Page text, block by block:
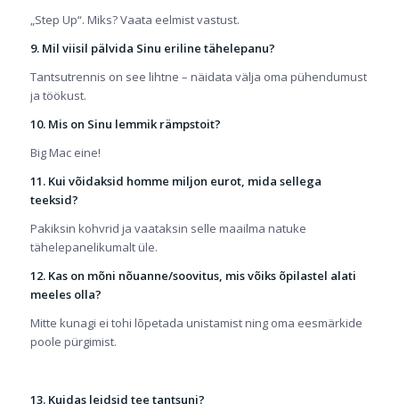
„Step Up“. Miks? Vaata eelmist vastust.
9. Mil viisil pälvida Sinu eriline tähelepanu?
Tantsutrennis on see lihtne – näidata välja oma pühendumust
ja töökust.
10. Mis on Sinu lemmik rämpstoit?
Big Mac eine!
11. Kui võidaksid homme miljon eurot, mida sellega
teeksid?
Pakiksin kohvrid ja vaataksin selle maailma natuke
tähelepanelikumalt üle.
12. Kas on mõni nõuanne/soovitus, mis võiks õpilastel alati
meeles olla?
Mitte kunagi ei tohi lõpetada unistamist ning oma eesmärkide
poole pürgimist.
13. Kuidas leidsid tee tantsuni?